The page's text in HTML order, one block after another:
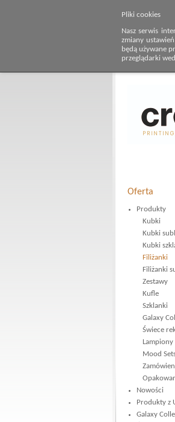
Pliki cookies
Nasz serwis
zmiany
będą używane
przeglądarki
Oferta
Produkty
Kubki
Kubki
Kubki
Filiżanki
Filiżanki
Zestawy
Kufle
Szklanki
Galaxy
Świece
Lampiony
Mood
Nowości
Produkty z
Galaxy